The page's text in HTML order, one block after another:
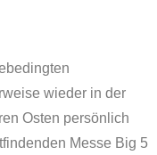
wieder in der
Osten persönlich
Messe Big 5